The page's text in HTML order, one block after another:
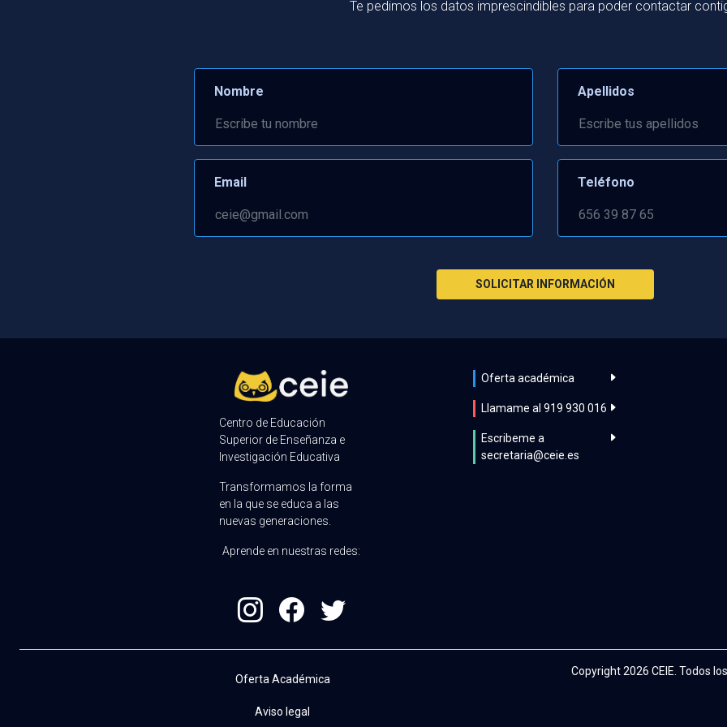
Te pedimos los datos imprescindibles para poder contactar
Nombre Apellidos
Email Teléfono
SOLICITAR INFORMACIÓN
Centro de Educación
Superior de Enseñanza e
Investigación Educativa
Transformamos la forma
en la que se educa a las
nuevas generaciones.
Aprende en nuestras redes:
Oferta académica
Llamame al 919 930 016
Escribeme a
secretaria@ceie.es
Oferta Académica
Aviso legal
Copyright 2026 CEIE. Todos